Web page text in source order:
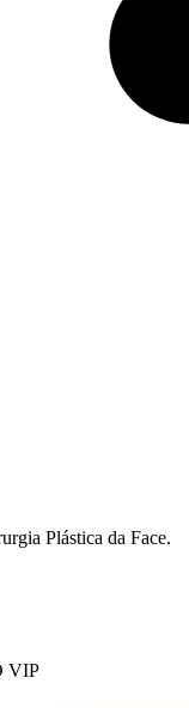
Plástica da Face.
VIP